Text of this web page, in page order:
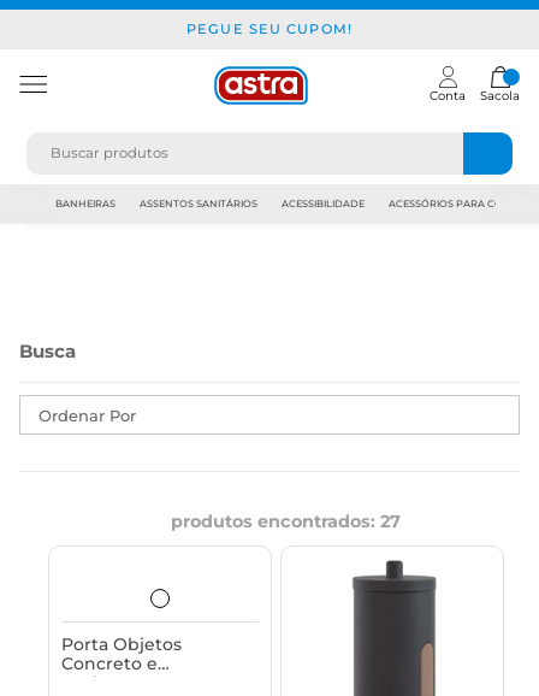
PEGUE SEU CUPOM!
Conta Sacola
BANHEIRAS ASSENTOS SANITÁRIOS ACESSIBILIDADE ACESSÓRIOS PARA
Ordenar Por
produtos encontrados: 27
Porta Objetos
Concreto e
Acabamento em